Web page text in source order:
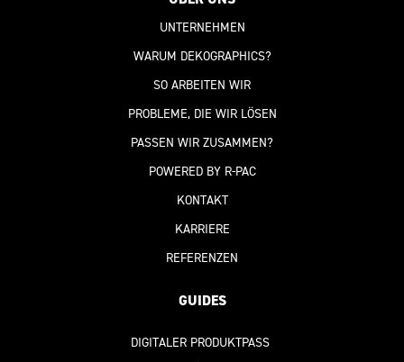
UNTERNEHMEN
WARUM DEKOGRAPHICS?
SO ARBEITEN WIR
PROBLEME, DIE WIR LÖSEN
PASSEN WIR ZUSAMMEN?
POWERED BY R-PAC
KONTAKT
KARRIERE
REFERENZEN
GUIDES
DIGITALER PRODUKTPASS